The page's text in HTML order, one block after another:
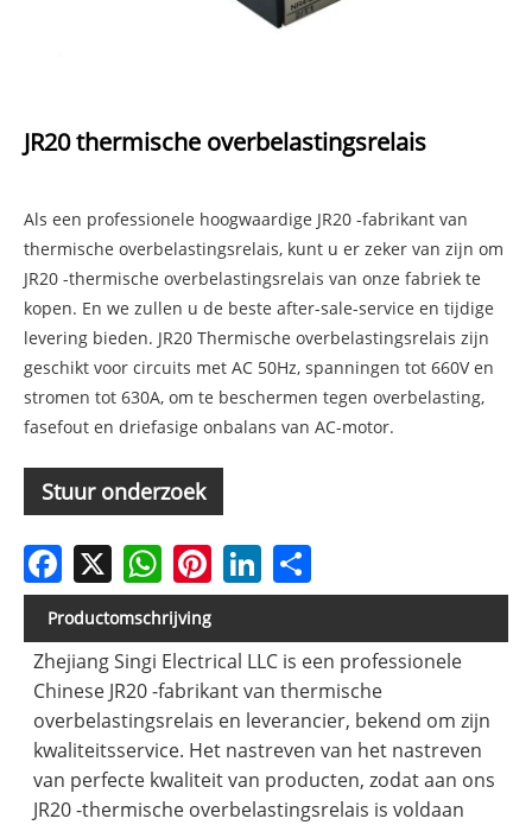
JR20 thermische overbelastingsrelais
Als een professionele hoogwaardige JR20 -fabrikant van
thermische overbelastingsrelais, kunt u er zeker van zijn om
JR20 -thermische overbelastingsrelais van onze fabriek te
kopen. En we zullen u de beste after-sale-service en tijdige
levering bieden. JR20 Thermische overbelastingsrelais zijn
geschikt voor circuits met AC 50Hz, spanningen tot 660V en
stromen tot 630A, om te beschermen tegen overbelasting,
fasefout en driefasige onbalans van AC-motor.
Stuur onderzoek
Facebook WhatsAppPinterestLinkedIn
Productomschrijving
Zhejiang Singi Electrical LLC is een professionele
Chinese JR20 -fabrikant van thermische
overbelastingsrelais en leverancier, bekend om zijn
kwaliteitsservice. Het nastreven van het nastreven
van perfecte kwaliteit van producten, zodat aan ons
JR20 -thermische overbelastingsrelais is voldaan